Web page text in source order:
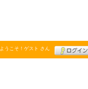
ようこそ！ ゲスト さん